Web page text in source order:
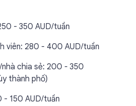
- 350 AUD/tuần
viên: 280 - 400 AUD/tuần
nhà chia sẻ: 200 - 350
thành phố)
- 150 AUD/tuần